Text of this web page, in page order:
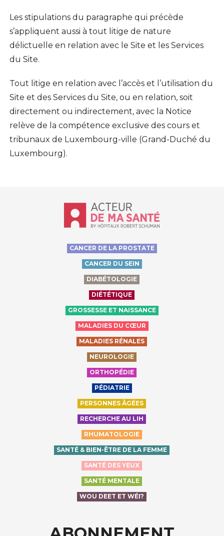
Les stipulations du paragraphe qui précède
s’appliquent aussi à tout litige de nature
délictuelle en relation avec le Site et les Services
du Site.
Tout litige en relation avec l’accès et l’utilisation du
Site et des Services du Site, ou en relation, soit
directement ou indirectement, avec la Notice
relève de la compétence exclusive des cours et
tribunaux de Luxembourg-ville (Grand-Duché du
Luxembourg).
Accueil - Acteur de ma santé, by
CANCER DE LA PROSTATE
CANCER DU SEIN
DIABÉTOLOGIE
DIÉTÉTIQUE
GROSSESSE ET NAISSANCE
MALADIES DU CŒUR
MALADIES RÉNALES
NEUROLOGIE
ORTHOPÉDIE
PÉDIATRIE
PERSONNES ÂGÉES
RECHERCHE AU LIH
RHUMATOLOGIE
SANTÉ & BIEN-ÊTRE DE LA FEMME
SANTÉ DES YEUX
SANTÉ MENTALE
WOU DEET ET WÉI?